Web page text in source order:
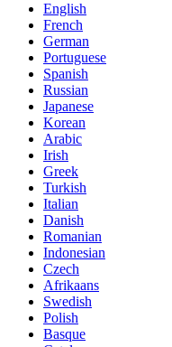
English
French
German
Portuguese
Spanish
Russian
Japanese
Korean
Arabic
Irish
Greek
Turkish
Italian
Danish
Romanian
Indonesian
Czech
Afrikaans
Swedish
Polish
Basque